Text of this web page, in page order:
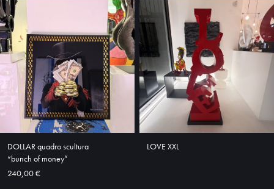
DOLLAR quadro scultura
“bunch of money”
240,00 €
LOVE XXL